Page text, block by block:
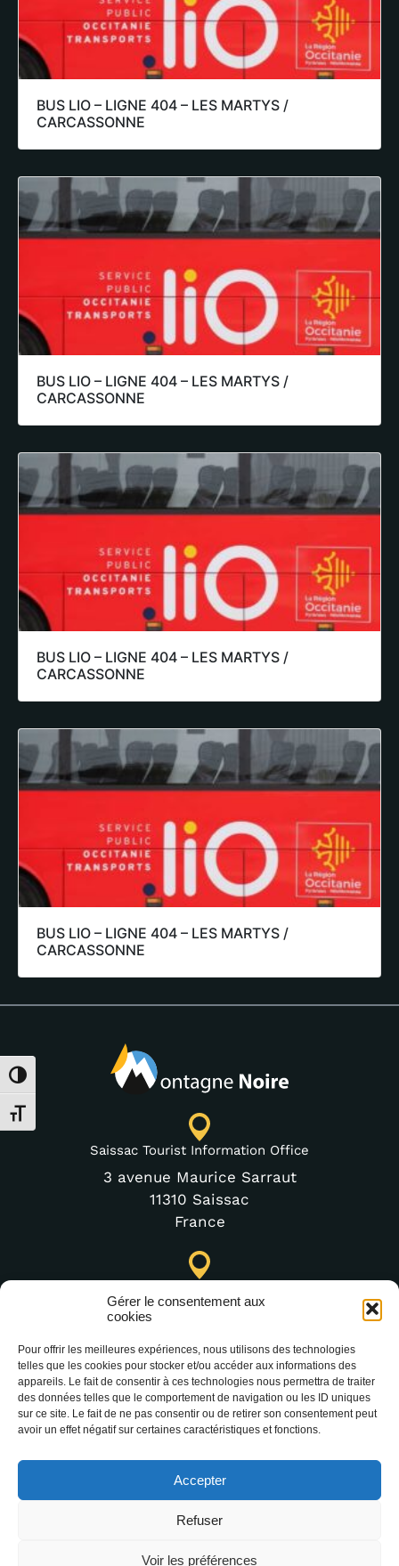
Gérer le consentement aux
cookies
Pour offrir les meilleures expériences, nous utilisons des technologies
telles que les cookies pour stocker et/ou accéder aux informations des
appareils. Le fait de consentir à ces technologies nous permettra de traiter
des données telles que le comportement de navigation ou les ID uniques
sur ce site. Le fait de ne pas consentir ou de retirer son consentement peut
avoir un effet négatif sur certaines caractéristiques et fonctions.
Accepter
Refuser
Voir les préférences
Toggle High Contrast
Toggle Font size
BUS LIO – LIGNE 404 – LES MARTYS /
CARCASSONNE
BUS LIO – LIGNE 404 – LES MARTYS /
CARCASSONNE
BUS LIO – LIGNE 404 – LES MARTYS /
CARCASSONNE
BUS LIO – LIGNE 404 – LES MARTYS /
CARCASSONNE
Saissac Tourist Information Office
3 avenue Maurice Sarraut
11310 Saissac
France
4 moulin bas,
France
(+33) 4 68 76 64 90
2025 Office Intercommunal de Tourisme de la